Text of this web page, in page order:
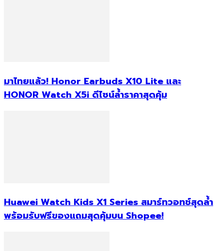
มาไทยแล้ว! Honor Earbuds X10 Lite และ
HONOR Watch X5i ดีไซน์ล้ำราคาสุดคุ้ม
Huawei Watch Kids X1 Series สมาร์ทวอทช์สุดล้ำ
พร้อมรับฟรีของแถมสุดคุ้มบน Shopee!